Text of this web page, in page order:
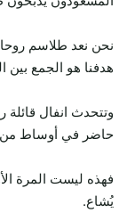
هدفنا هو الجمع بين
وتتحدث انفال قائلة
حاضر في أوساط من
فهذه ليست المرة
يُشاع.